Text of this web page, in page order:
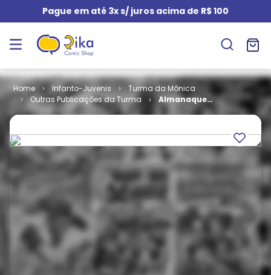
Pague em até 3x s/ juros acima de R$ 100
Infanto-Juvenis
Turma da Mônica
Outras Publicações da Turma
Almanaque
Turma do... #
Penadinho